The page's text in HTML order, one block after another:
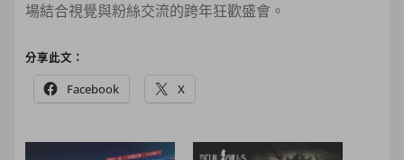
場結合視覺與粉絲交流的跨年狂歡盛會。
分享此文：
Facebook X